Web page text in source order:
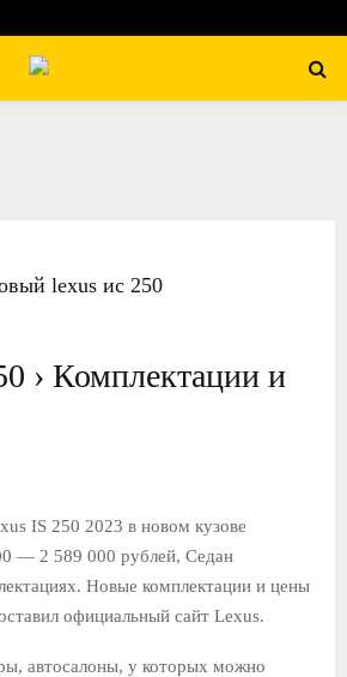
lexus ис 250
› Комплектации и
IS 250 2023 в новом кузове
— 2 589 000 рублей, Седан
Новые комплектации и цены
официальный сайт Lexus.
автосалоны, у которых можно